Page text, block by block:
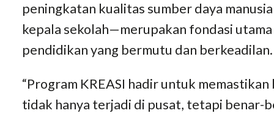
peningkatan kualitas sumber daya
kepala sekolah—merupakan fondasi
pendidikan yang bermutu dan berkeadilan.
“Program KREASI hadir untuk
tidak hanya terjadi di pusat, tetapi benar-